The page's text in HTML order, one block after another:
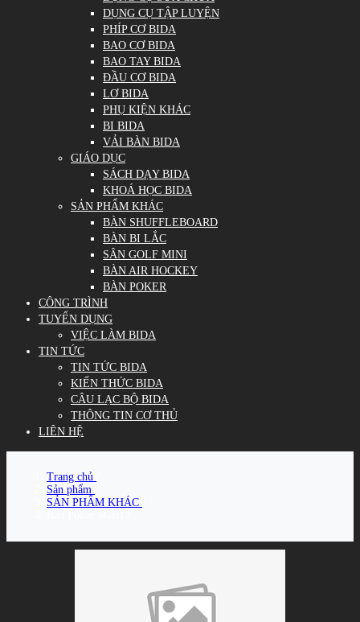
DỤNG CỤ TẬP LUYỆN
PHÍP CƠ BIDA
BAO CƠ BIDA
BAO TAY BIDA
ĐẦU CƠ BIDA
LƠ BIDA
PHỤ KIỆN KHÁC
BI BIDA
VẢI BÀN BIDA
GIÁO DỤC
SÁCH DẠY BIDA
KHOÁ HỌC BIDA
SẢN PHẨM KHÁC
BÀN SHUFFLEBOARD
BÀN BI LẮC
SÂN GOLF MINI
BÀN AIR HOCKEY
BÀN POKER
CÔNG TRÌNH
TUYỂN DỤNG
VIỆC LÀM BIDA
TIN TỨC
TIN TỨC BIDA
KIẾN THỨC BIDA
CÂU LẠC BỘ BIDA
THÔNG TIN CƠ THỦ
LIÊN HỆ
Trang chủ
Sản phẩm
SẢN PHẨM KHÁC